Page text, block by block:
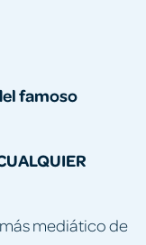
famoso
mediático de